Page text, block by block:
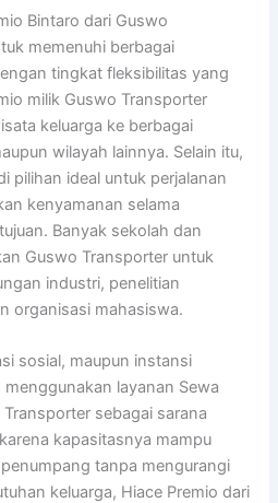
Bintaro dari Guswo
memenuhi berbagai
tingkat fleksibilitas yang
milik Guswo Transporter
keluarga ke berbagai
wilayah lainnya. Selain itu,
pilihan ideal untuk perjalanan
kenyamanan selama
Banyak sekolah dan
Guswo Transporter untuk
industri, penelitian
organisasi mahasiswa.
sosial, maupun instansi
layanan Sewa
sebagai sarana
kapasitasnya mampu
tanpa mengurangi
keluarga, Hiace Premio dari